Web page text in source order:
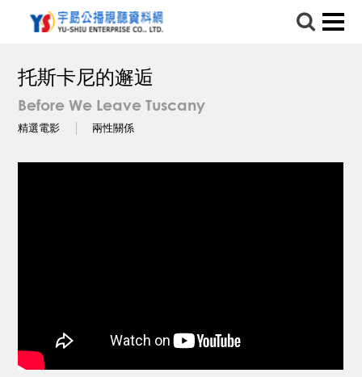
托斯卡尼的邂逅
Before We Leave Tuscany
精選電影 兩性關係